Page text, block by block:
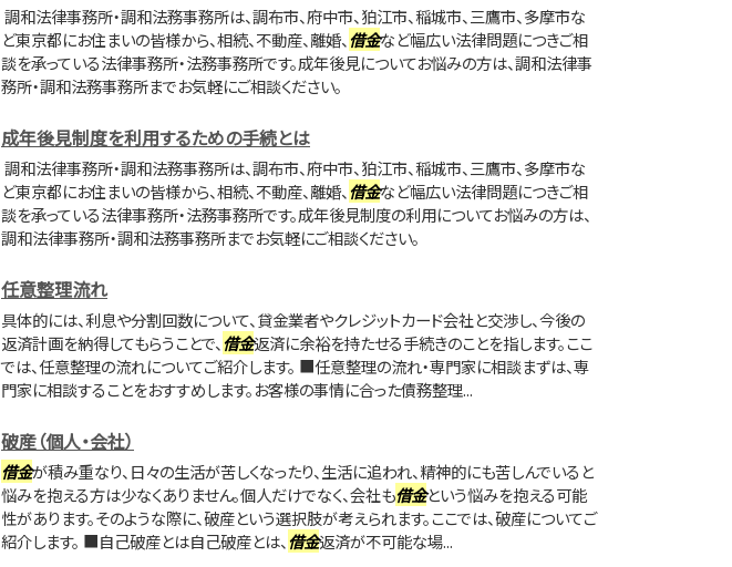
調和法律事務所・調和法務事務所は、調布市、府中市、狛江市、稲城市、三鷹市、多摩市な
ど東京都にお住まいの皆様から、相続、不動産、離婚、借金など幅広い法律問題につきご相
談を承っている法律事務所・法務事務所です。成年後見についてお悩みの方は、調和法律事
務所・調和法務事務所までお気軽にご相談ください。
成年後見制度を利用するための手続とは
調和法律事務所・調和法務事務所は、調布市、府中市、狛江市、稲城市、三鷹市、多摩市な
ど東京都にお住まいの皆様から、相続、不動産、離婚、借金など幅広い法律問題につきご相
談を承っている法律事務所・法務事務所です。成年後見制度の利用についてお悩みの方は、
調和法律事務所・調和法務事務所までお気軽にご相談ください。
任意整理流れ
具体的には、利息や分割回数について、貸金業者やクレジットカード会社と交渉し、今後の
返済計画を納得してもらうことで、借金返済に余裕を持たせる手続きのことを指します。ここ
では、任意整理の流れについてご紹介します。 ■任意整理の流れ・専門家に相談まずは、専
門家に相談することをおすすめします。お客様の事情に合った債務整理...
破産（個人・会社）
借金が積み重なり、日々の生活が苦しくなったり、生活に追われ、精神的にも苦しんでいると
悩みを抱える方は少なくありません。個人だけでなく、会社も借金という悩みを抱える可能
性があります。そのような際に、破産という選択肢が考えられます。ここでは、破産についてご
紹介します。 ■自己破産とは自己破産とは、借金返済が不可能な場...